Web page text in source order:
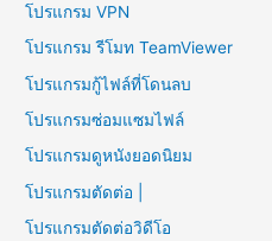
โปรแกรม VPN
โปรแกรม รีโมท TeamViewer
โปรแกรมกู้ไฟล์ที่โดนลบ
โปรแกรมซ่อมแซมไฟล์
โปรแกรมดูหนังยอดนิยม
โปรแกรมตัดต่อ |
โปรแกรมตัดต่อวิดีโอ